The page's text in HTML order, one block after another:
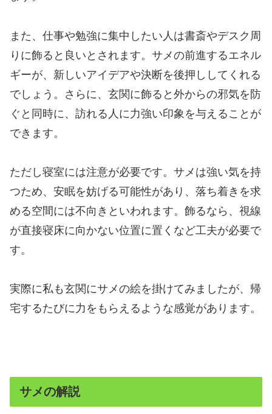
また、仕事や勉強に集中したい人は書斎やデスク周
りに飾ると良いとされます。サメの前進するエネル
ギーが、新しいアイデアや決断を後押ししてくれる
でしょう。さらに、玄関に飾ると外からの邪気を防
ぐと同時に、訪れる人に力強い印象を与えることが
できます。
ただし寝室には注意が必要です。サメは強い気を持
つため、安眠を妨げる可能性があり、落ち着きを求
める空間には不向きといわれます。飾るなら、視線
が直接寝床に向かない位置に置くなど工夫が必要で
す。
実際に私も玄関にサメの絵を掛けてみましたが、帰
宅するたびに力をもらえるような感覚があります。
サメの解説